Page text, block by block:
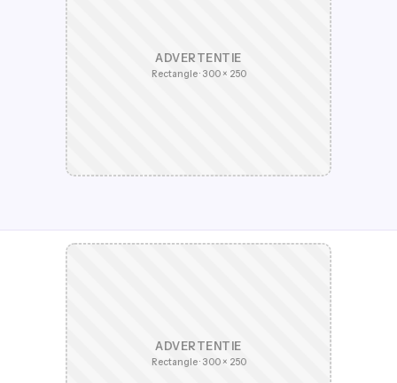
ADVERTENTIE
Rectangle · 300 × 250
ADVERTENTIE
Rectangle · 300 × 250